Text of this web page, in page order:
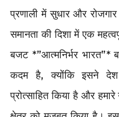
प्रणाली में सुधार और
समानता की दिशा में एक
बजट *”आत्मनिर्भर
कदम है, क्योंकि इसने
प्रोत्साहित किया है और